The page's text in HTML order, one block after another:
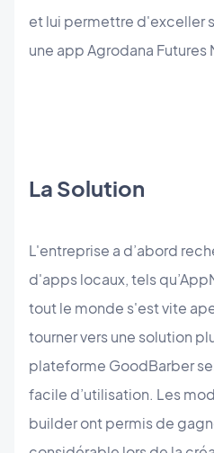
et lui permettre d'exceller
une app Agrodana Futures
La Solution
L'entreprise a d’abord
d'apps locaux, tels
tout le monde s'est vite
tourner vers une solution
plateforme GoodBarber
facile d’utilisation. Les
builder ont permis de